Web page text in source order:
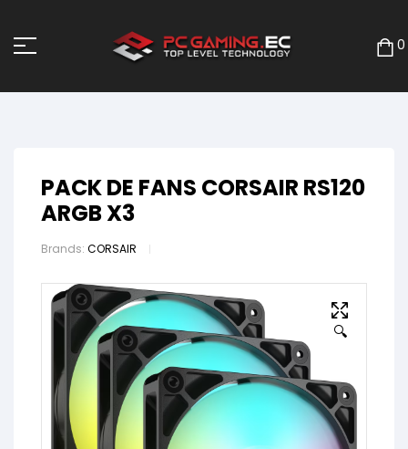
0
PACK DE FANS CORSAIR RS120
ARGB X3
Brands: CORSAIR
🔍